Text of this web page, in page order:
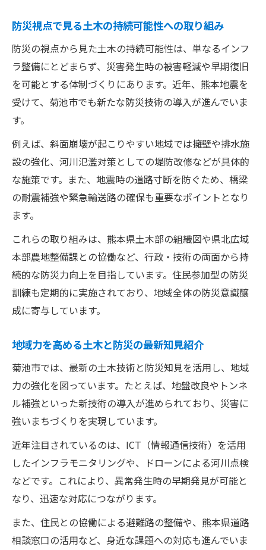
防災視点で見る土木の持続可能性への取り組み
防災の視点から見た土木の持続可能性は、単なるインフ
ラ整備にとどまらず、災害発生時の被害軽減や早期復旧
を可能とする体制づくりにあります。近年、熊本地震を
受けて、菊池市でも新たな防災技術の導入が進んでいま
す。
例えば、斜面崩壊が起こりやすい地域では擁壁や排水施
設の強化、河川氾濫対策としての堤防改修などが具体的
な施策です。また、地震時の道路寸断を防ぐため、橋梁
の耐震補強や緊急輸送路の確保も重要なポイントとなり
ます。
これらの取り組みは、熊本県土木部の組織図や県北広域
本部農地整備課との協働など、行政・技術の両面から持
続的な防災力向上を目指しています。住民参加型の防災
訓練も定期的に実施されており、地域全体の防災意識醸
成に寄与しています。
地域力を高める土木と防災の最新知見紹介
菊池市では、最新の土木技術と防災知見を活用し、地域
力の強化を図っています。たとえば、地盤改良やトンネ
ル補強といった新技術の導入が進められており、災害に
強いまちづくりを実現しています。
近年注目されているのは、ICT（情報通信技術）を活用
したインフラモニタリングや、ドローンによる河川点検
などです。これにより、異常発生時の早期発見が可能と
なり、迅速な対応につながります。
また、住民との協働による避難路の整備や、熊本県道路
相談窓口の活用など、身近な課題への対応も進んでいま